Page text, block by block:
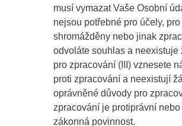
musí vymazat Vaše Osobní
nejsou potřebné pro účely,
shromážděny nebo jinak
odvoláte souhlas a neexistuje
pro zpracování (III) vznesete
proti zpracování a neexistují
oprávněné důvody pro
zpracování je protiprávní
zákonná povinnost.